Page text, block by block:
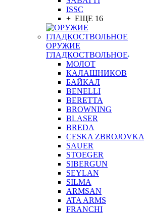
ISSC
+ ЕЩЕ 16
ОРУЖИЕ
ГЛАДКОСТВОЛЬНОЕ
МОЛОТ
КАЛАШНИКОВ
БАЙКАЛ
BENELLI
BERETTA
BROWNING
BLASER
BREDA
CESKA ZBROJOVKA
SAUER
STOEGER
SIBERGUN
SEYLAN
SILMA
ARMSAN
ATA ARMS
FRANCHI